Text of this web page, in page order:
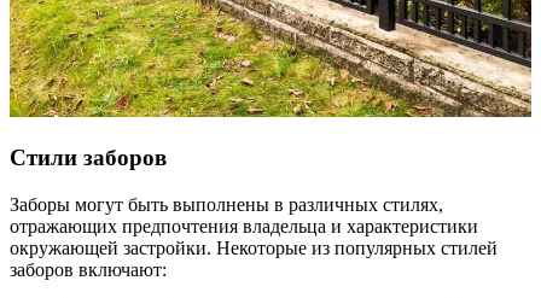
Стили заборов
Заборы могут быть выполнены в различных стилях,
отражающих предпочтения владельца и характеристики
окружающей застройки. Некоторые из популярных стилей
заборов включают: